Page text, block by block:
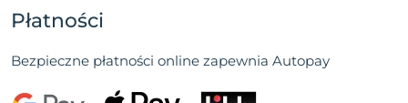
Płatności
Bezpieczne płatności online zapewnia Autopay